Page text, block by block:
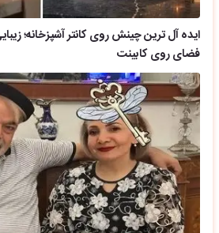
ایده آل ترین چینش روی کانتر آشپزخانه؛
فضای روی کابینت